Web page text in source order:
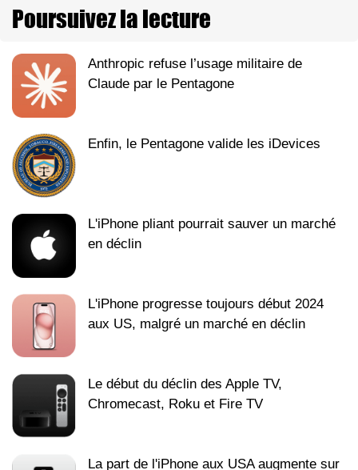
Poursuivez la lecture
Anthropic refuse l’usage militaire de
Claude par le Pentagone
Enfin, le Pentagone valide les iDevices
L'iPhone pliant pourrait sauver un marché
en déclin
L'iPhone progresse toujours début 2024
aux US, malgré un marché en déclin
Le début du déclin des Apple TV,
Chromecast, Roku et Fire TV
La part de l'iPhone aux USA augmente sur